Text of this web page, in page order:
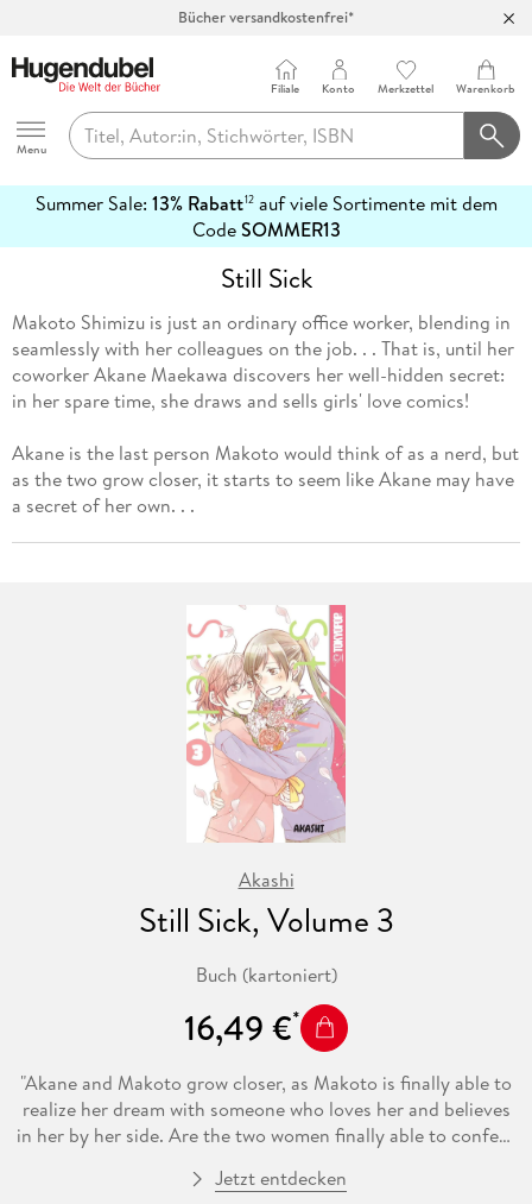
Bücher versandkostenfrei*
Abholung in über 100 Filialen
Hugendubel
Menu
Filiale Konto Merkzettel Warenkorb
Summer Sale: 13% Rabatt12auf viele Sortimente mit dem
CodeSOMMER13
erfahren
Still Sick
Makoto Shimizu is just an ordinary office worker, blending in
seamlessly with her colleagues on the job. . . That is, until her
coworker Akane Maekawa discovers her well-hidden secret:
in her spare time, she draws and sells girls' love comics!
Akane is the last person Makoto would think of as a nerd, but
as the two grow closer, it starts to seem like Akane may have
a secret of her own. . .
Akashi
Still Sick, Volume 3
Buch (kartoniert)
16,49 €
"Akane and Makoto grow closer, as Makoto is finally able to
realize her dream with someone who loves her and believes
in her by her side. Are the two women finally able to confess
Jetzt entdecken